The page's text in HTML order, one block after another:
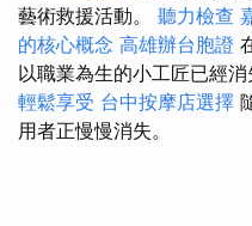
藝術救援活動。 聽力檢查
的核心概念 高雄辦台胞證
以職業為生的小工匠已經消
輕鬆享受 台中按摩店選擇
用者正慢慢消失。